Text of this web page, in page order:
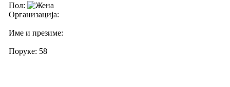
Пол:
Организација:
Име и презиме:
Поруке: 58